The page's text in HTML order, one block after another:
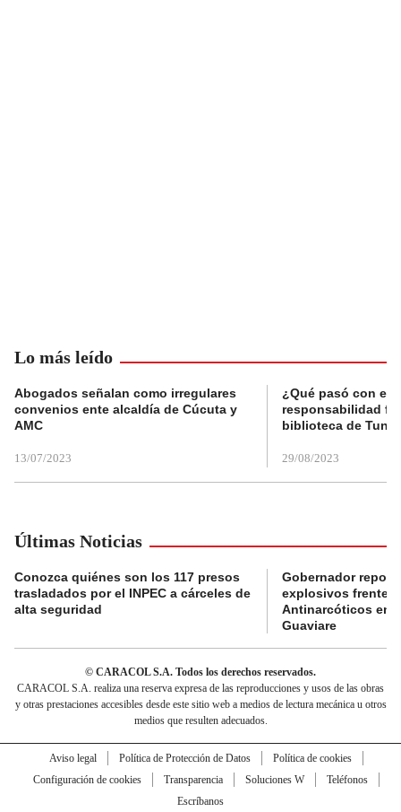
Lo más leído
Abogados señalan como irregulares
convenios ente alcaldía de Cúcuta y
AMC
13/07/2023
¿Qué pasó con el
responsabilidad
biblioteca de
29/08/2023
Últimas Noticias
Conozca quiénes son los 117 presos
trasladados por el INPEC a cárceles de
alta seguridad
Gobernador
explosivos frente a
Antinarcóticos en
Guaviare
© CARACOL S.A. Todos los derechos reservados.
CARACOL S.A. realiza una reserva expresa de las reproducciones y usos de las obras
y otras prestaciones accesibles desde este sitio web a medios de lectura mecánica u otros
medios que resulten adecuados.
Aviso legal Política de Protección de Datos
Política de cookies
Configuración de cookies
Transparencia Soluciones W
Teléfonos
Escríbanos